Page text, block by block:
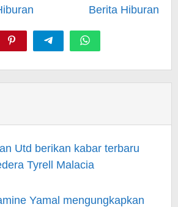
Berita Hiburan
Utd berikan kabar terbaru
Tyrell Malacia
Yamal mengungkapkan